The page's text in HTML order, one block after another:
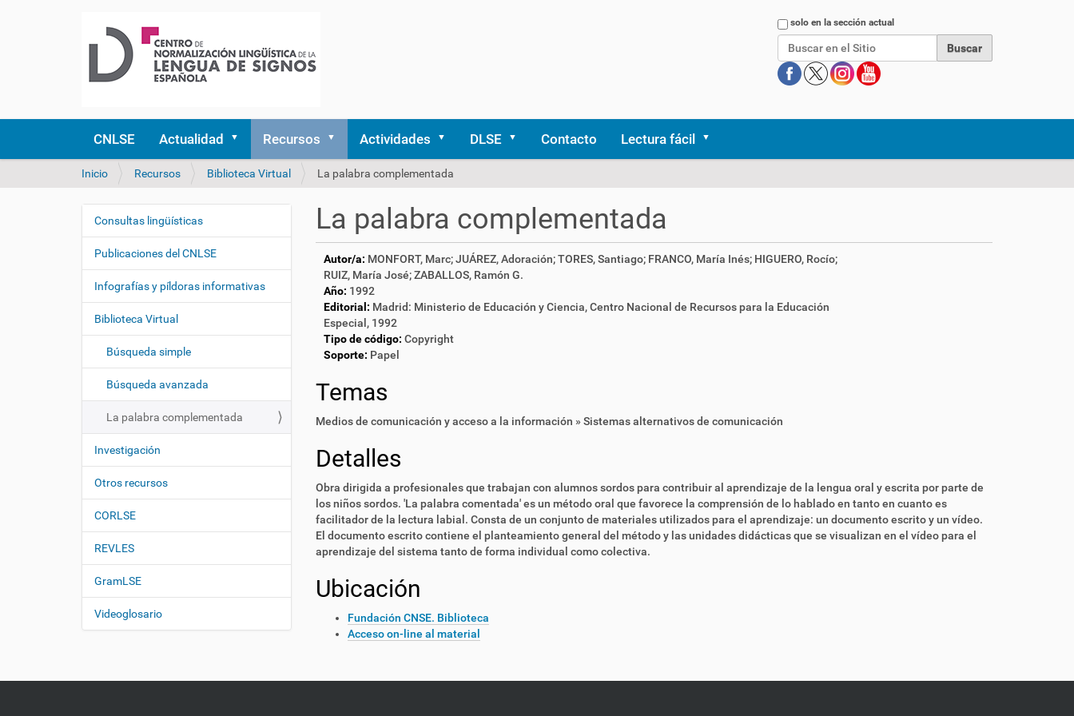
Buscarsolo en la sección actual
CNLSE Actualidad Recursos Actividades DLSE Contacto Lectura fácil
U
d
s
á
q
Inicio Recursos Biblioteca Virtual La palabra complementada
La palabra complementada
Autor/a: MONFORT, Marc; JUÁREZ, Adoración; TORES, Santiago; FRANCO, María Inés; HIGUERO, Rocío;
RUIZ, María José; ZABALLOS, Ramón G.
Año: 1992
Editorial: Madrid: Ministerio de Educación y Ciencia, Centro Nacional de Recursos para la Educación
Especial, 1992
Tipo de código: Copyright
Soporte: Papel
Temas
Medios de comunicación y acceso a la información » Sistemas alternativos de comunicación
Detalles
Obra dirigida a profesionales que trabajan con alumnos sordos para contribuir al aprendizaje de la lengua oral y escrita por parte de
los niños sordos. 'La palabra comentada' es un método oral que favorece la comprensión de lo hablado en tanto en cuanto es
facilitador de la lectura labial. Consta de un conjunto de materiales utilizados para el aprendizaje: un documento escrito y un vídeo.
El documento escrito contiene el planteamiento general del método y las unidades didácticas que se visualizan en el vídeo para el
aprendizaje del sistema tanto de forma individual como colectiva.
Ubicación
Fundación CNSE. Biblioteca
Acceso on-line al material
N
e
g
a
i
n
Consultas lingüísticas
Publicaciones del CNLSE
Infografías y píldoras informativas
Biblioteca Virtual
Búsqueda simple
Búsqueda avanzada
La palabra complementada
Investigación
Otros recursos
CORLSE
REVLES
GramLSE
Videoglosario